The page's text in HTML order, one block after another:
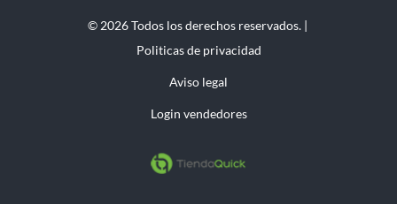
© 2026 Todos los derechos reservados. |
Politicas de privacidad
Aviso legal
Login vendedores